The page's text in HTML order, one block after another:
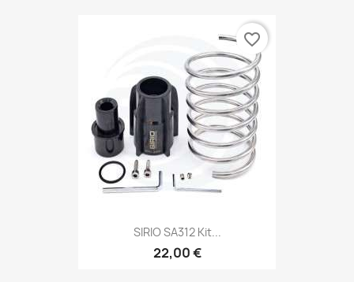
SIRIO SA312 Kit...
22,00 €
favorite_border